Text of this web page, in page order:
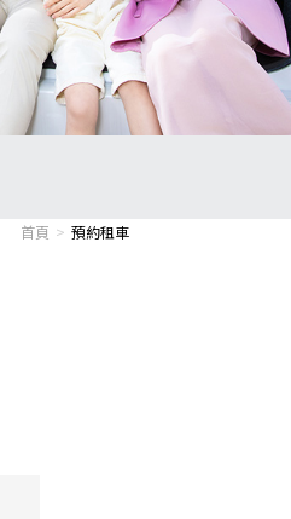
首頁 預約租車